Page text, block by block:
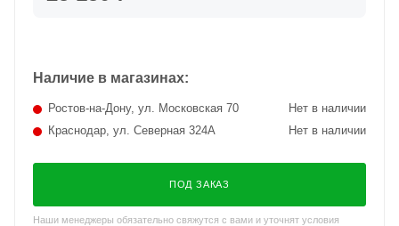
Наличие в магазинах:
Краснодар, ул. Северная 324А Нет в наличии
Ростов-на-Дону, ул. Московская 70 Нет в наличии
ПОД ЗАКАЗ
Наши менеджеры обязательно свяжутся с вами и уточнят условия